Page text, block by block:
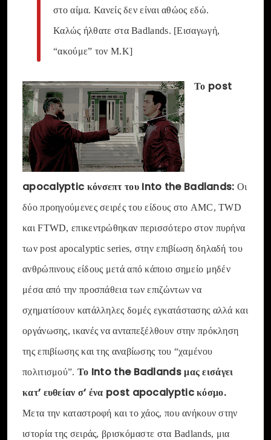
στο αίμα. Κανείς δεν είναι αθώος εδώ.
Καλώς ήλθατε στα Badlands. [Εισαγωγή,
“ακούμε” τον M.K]
Το post
apocalyptic κόνσεπτ του Into the Badlands: Οι
δύο προηγούμενες σειρές του είδους στο AMC, TWD
και FTWD, επικεντρώθηκαν περισσότερο στον πυρήνα
των post apocalyptic series, στην επιβίωση δηλαδή του
ανθρώπινους είδους μετά από κάποιο σημείο μηδέν
μέσα από την προσπάθεια των επιζώντων να
σχηματίσουν κατάλληλες δομές εγκατάστασης αλλά και
οργάνωσης, ικανές να ανταπεξέλθουν στην πρόκληση
της επιβίωσης και της αναβίωσης του “χαμένου
πολιτισμού”. Το Into the Badlands μας εισάγει
κατ’ ευθείαν σ’ ένα post apocalyptic κόσμο.
Μετα την καταστροφή και το χάος, που ανήκουν στην
ιστορία της σειράς, βρισκόμαστε στα Badlands, μια